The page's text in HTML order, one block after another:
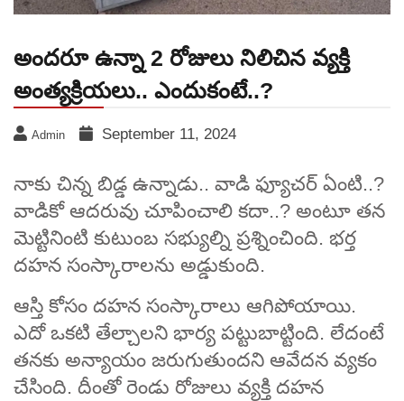
అందరూ ఉన్నా 2 రోజులు నిలిచిన వ్యక్తి
అంత్యక్రియలు.. ఎందుకంటే..?
Admin September 11, 2024
నాకు చిన్న బిడ్డ ఉన్నాడు.. వాడి ఫ్యూచర్ ఏంటి..?
వాడికో ఆదరువు చూపించాలి కదా..? అంటూ తన
మెట్టినింటి కుటుంబ సభ్యుల్ని ప్రశ్నించింది. భర్త
దహన సంస్కారాలను అడ్డుకుంది.
ఆస్తి కోసం దహన సంస్కారాలు ఆగిపోయాయి.
ఎదో ఒకటి తేల్చాలని భార్య పట్టుబాట్టింది. లేదంటే
తనకు అన్యాయం జరుగుతుందని ఆవేదన వ్యకం
చేసింది. దీంతో రెండు రోజులు వ్యక్తి దహన